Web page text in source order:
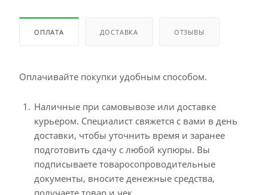
ОПЛАТА ДОСТАВКА ОТЗЫВЫ
Оплачивайте покупки удобным способом.
Наличные при самовывозе или доставке
курьером. Специалист свяжется с вами в день
доставки, чтобы уточнить время и заранее
подготовить сдачу с любой купюры. Вы
подписываете товаросопроводительные
документы, вносите денежные средства,